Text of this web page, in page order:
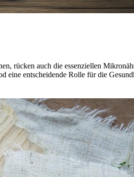
rücken auch die essenziellen
eine entscheidende Rolle für die